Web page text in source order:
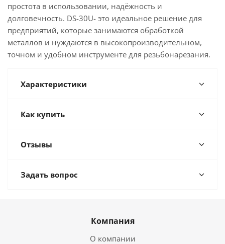
простота в использовании, надёжность и
долговечность. DS-30U- это идеальное решение для
предприятий, которые занимаются обработкой
металлов и нуждаются в высокопроизводительном,
точном и удобном инструменте для резьбонарезания.
Характеристики
Как купить
Отзывы
Задать вопрос
Компания
О компании